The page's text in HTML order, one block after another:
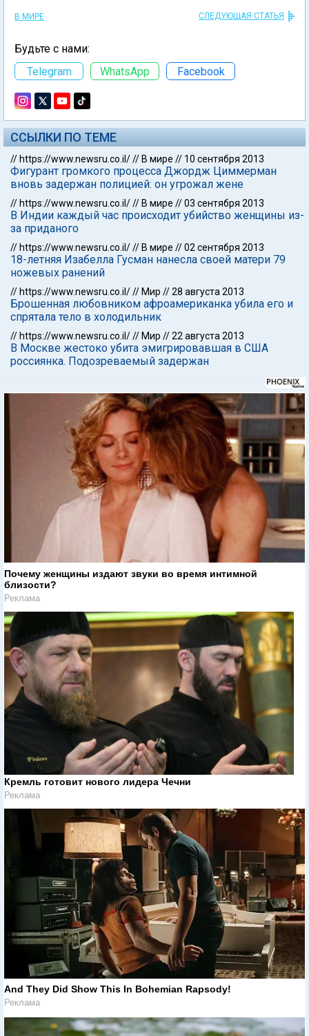
В МИРЕ СЛЕДУЮЩАЯ СТАТЬЯ
Будьте с нами:
Telegram
WhatsApp Facebook
ССЫЛКИ ПО ТЕМЕ
// https://www.newsru.co.il/// В мире // 10 сентября 2013
Фигурант громкого процесса Джордж Циммерман
вновь задержан полицией: он угрожал жене
// https://www.newsru.co.il/// В мире //03 сентября 2013
В Индии каждый час происходит убийство женщины из-
за приданого
// https://www.newsru.co.il/// В мире //02 сентября 2013
18-летняя Изабелла Гусман нанесла своей матери 79
ножевых ранений
// https://www.newsru.co.il/// Мир //28 августа 2013
Брошенная любовником афроамериканка убила его и
спрятала тело в холодильник
// https://www.newsru.co.il/// Мир //22 августа 2013
В Москве жестоко убита эмигрировавшая в США
россиянка. Подозреваемый задержан
Почему женщины издают звуки во время интимной
близости?
Реклама
Кремль готовит нового лидера Чечни
Реклама
And They Did Show This In Bohemian Rapsody!
Реклама